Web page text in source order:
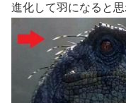
進化して羽になると